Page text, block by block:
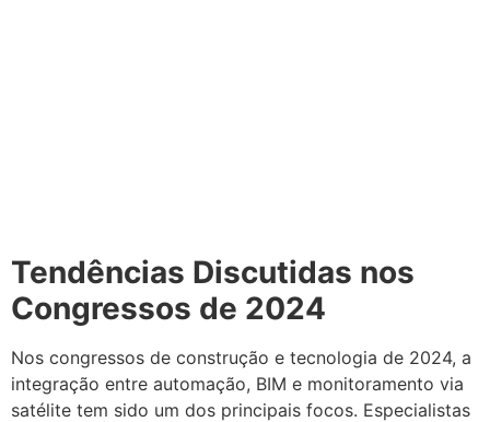
Tendências Discutidas nos
Congressos de 2024
Nos congressos de construção e tecnologia de 2024, a
integração entre automação, BIM e monitoramento via
satélite tem sido um dos principais focos. Especialistas